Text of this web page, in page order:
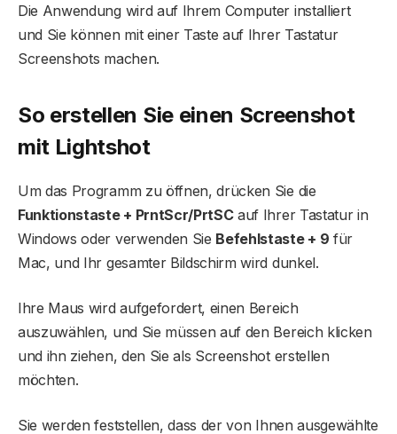
Die Anwendung wird auf Ihrem Computer installiert
und Sie können mit einer Taste auf Ihrer Tastatur
Screenshots machen.
So erstellen Sie einen Screenshot
mit Lightshot
Um das Programm zu öffnen, drücken Sie die
Funktionstaste + PrntScr/PrtSCauf Ihrer Tastatur in
Windows oder verwenden Sie Befehlstaste + 9 für
Mac, und Ihr gesamter Bildschirm wird dunkel.
Ihre Maus wird aufgefordert, einen Bereich
auszuwählen, und Sie müssen auf den Bereich klicken
und ihn ziehen, den Sie als Screenshot erstellen
möchten.
Sie werden feststellen, dass der von Ihnen ausgewählte